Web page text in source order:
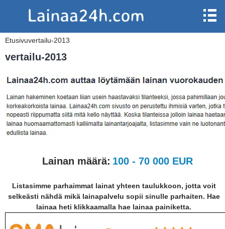
Etusivuvertailu-2013
vertailu-2013
Lainan määrä: 100 - 70 000 EUR
Listasimme parhaimmat lainat yhteen taulukkoon, jotta voit
selkeästi nähdä mikä lainapalvelu sopii sinulle parhaiten. Hae
lainaa heti klikkaamalla hae lainaa painiketta.